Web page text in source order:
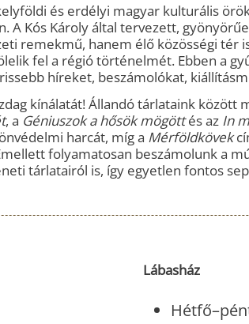
és erdélyi magyar kulturális
A Kós Károly által tervezett,
remekmű, hanem élő közösségi tér
fel a régió történelmét. Ebben a
híreket, beszámolókat,
kínálatát! Állandó tárlataink
, a Géniuszok a hősök mögöttés az In
harcát, míg a Mérföldkövek
folyamatosan beszámolunk a
tárlatairól is, így egyetlen fontos
Lábasház